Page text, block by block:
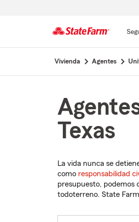
Vivienda Agentes
Texas
La vida nunca se
como responsabilidad
presupuesto, podemos
todoterreno. State